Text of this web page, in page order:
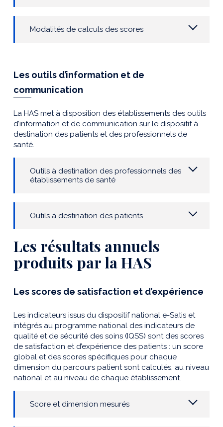
Modalités de calculs des scores
Les outils d’information et de
communication
La HAS met à disposition des établissements des outils
d’information et de communication sur le dispositif à
destination des patients et des professionnels de
santé.
Outils à destination des professionnels des
établissements de santé
Outils à destination des patients
Les résultats annuels
produits par la HAS
Les scores de satisfaction et d’expérience
Les indicateurs issus du dispositif national e-Satis et
intégrés au programme national des indicateurs de
qualité et de sécurité des soins (IQSS) sont des scores
de satisfaction et d’expérience des patients : un score
global et des scores spécifiques pour chaque
dimension du parcours patient sont calculés, au niveau
national et au niveau de chaque établissement.
Score et dimension mesurés